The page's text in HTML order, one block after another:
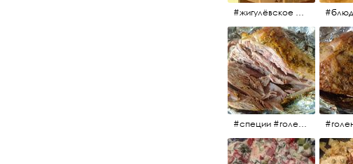
#жигулёвское #пиво #свежеепиво #beer #напиток
#специи #голень #голеньиндейки #индейка #мясо #еда #завтрак #голеньиндейкивфольге